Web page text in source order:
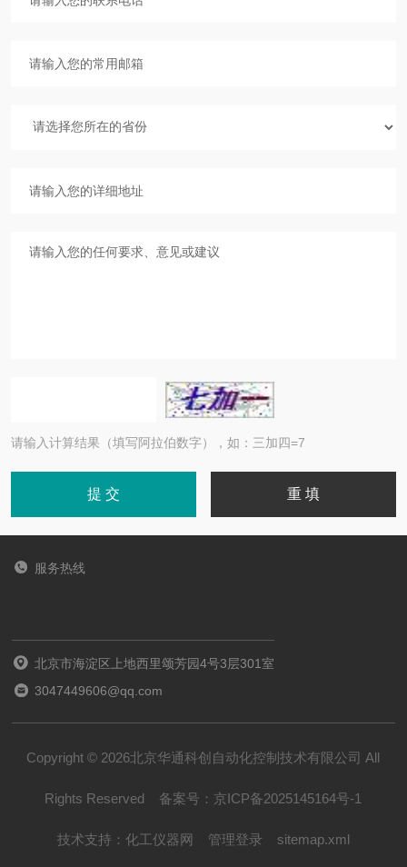
请输入计算结果（填写阿拉伯数字），如：三加四=7
服务热线
北京市海淀区上地西里颂芳园4号3层301室
3047449606@qq.com
Copyright © 2026北京华通科创自动化控制技术有限公司 All
Rights Reserved 备案号： 京ICP备2025145164号-1
技术支持： 化工仪器网 管理登录 sitemap.xml